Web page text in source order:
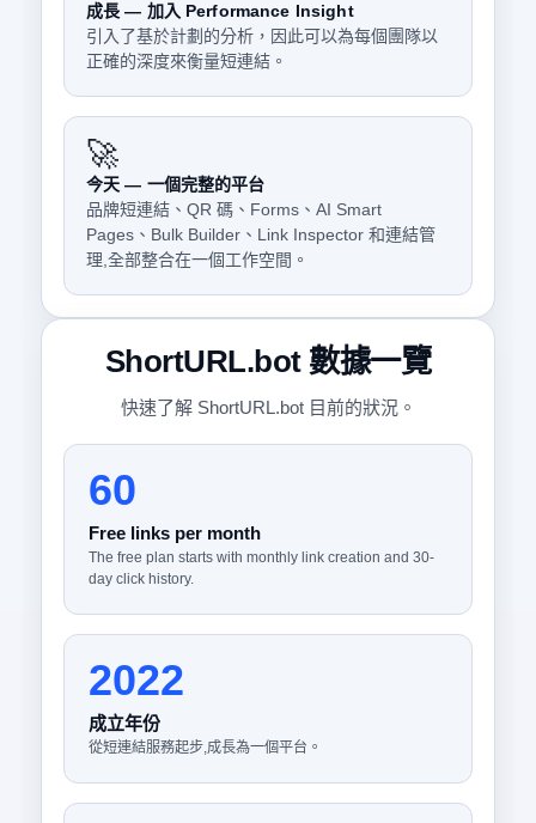
成長 — 加入 Performance Insight
引入了基於計劃的分析，因此可以為每個團隊以
正確的深度來衡量短連結。
🚀
今天 — 一個完整的平台
品牌短連結、QR 碼、Forms、AI Smart
Pages、Bulk Builder、Link Inspector 和連結管
理,全部整合在一個工作空間。
ShortURL.bot 數據一覽
快速了解 ShortURL.bot 目前的狀況。
60
Free links per month
The free plan starts with monthly link creation and 30-
day click history.
2022
成立年份
從短連結服務起步,成長為一個平台。